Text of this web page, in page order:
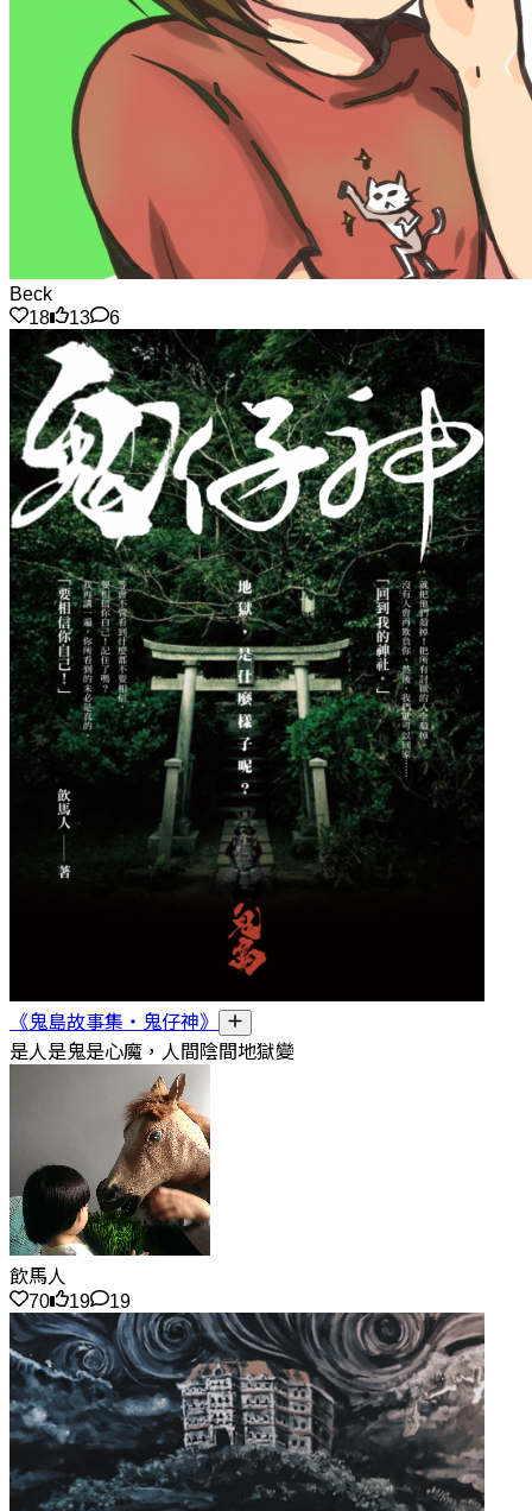
Beck
18
13 6
《鬼島故事集・鬼仔神》
是人是鬼是心魔，人間陰間地獄變
飲馬人
70
19 19